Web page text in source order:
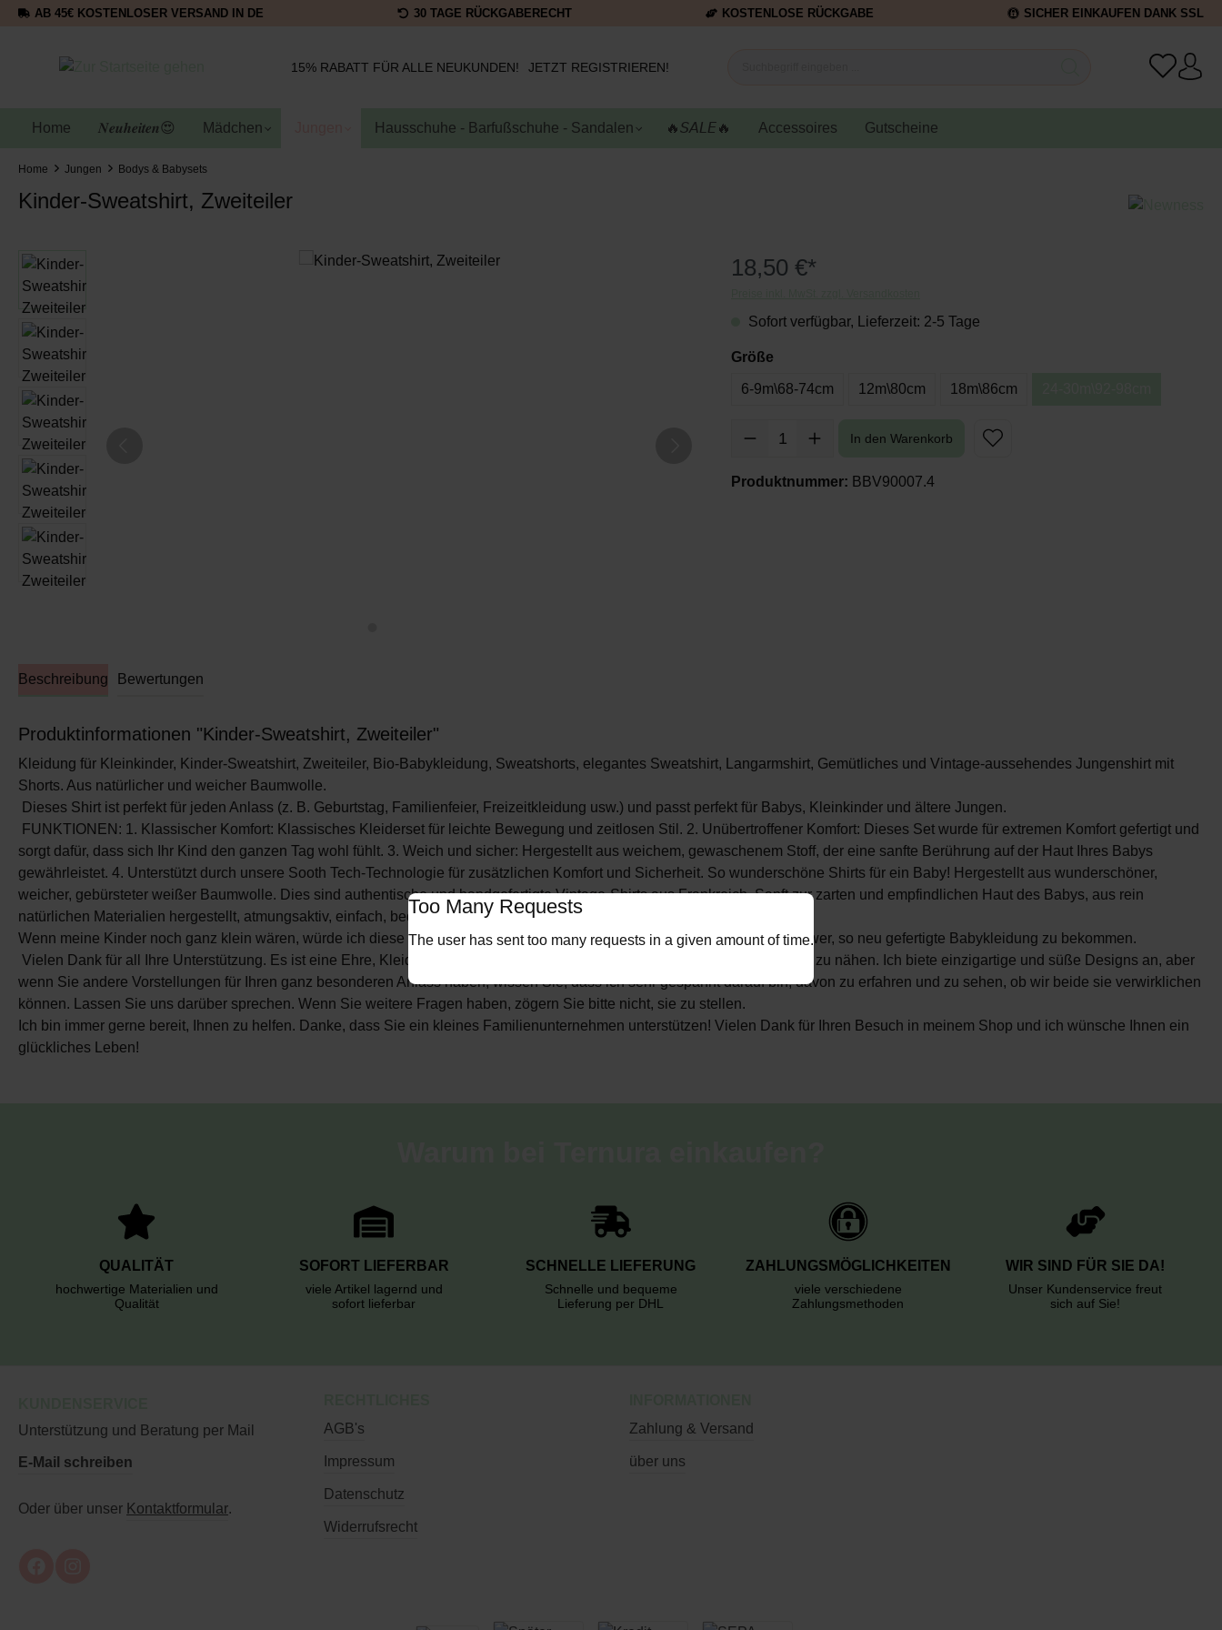
AB 45€ KOSTENLOSER VERSAND IN DE 30 TAGE RÜCKGABERECHT KOSTENLOSE RÜCKGABE SICHER EINKAUFEN DANK SSL
15% RABATT FÜR ALLE NEUKUNDEN! JETZT REGISTRIEREN!
Home 𝑵𝒆𝒖𝒉𝒆𝒊𝒕𝒆𝒏😍 Mädchen Hausschuhe - Barfußschuhe - Sandalen 🔥𝘚𝘈𝘓𝘌🔥 Accessoires Gutscheine
Home Jungen Bodys & Babysets
Kinder-Sweatshirt, Zweiteiler
18,50 €*
Sofort verfügbar, Lieferzeit: 2-5 Tage
Größe
6-9m\68-74cm 12m\80cm 18m\86cm
In den Warenkorb
Produktnummer: BBV90007.4
Beschreibung Bewertungen
Produktinformationen "Kinder-Sweatshirt, Zweiteiler"
Kleidung für Kleinkinder, Kinder-Sweatshirt, Zweiteiler, Bio-Babykleidung, Sweatshorts, elegantes Sweatshirt, Langarmshirt, Gemütliches und Vintage-aussehendes Jungenshirt mit
Shorts. Aus natürlicher und weicher Baumwolle.
Dieses Shirt ist perfekt für jeden Anlass (z. B. Geburtstag, Familienfeier, Freizeitkleidung usw.) und passt perfekt für Babys, Kleinkinder und ältere Jungen.
FUNKTIONEN: 1. Klassischer Komfort: Klassisches Kleiderset für leichte Bewegung und zeitlosen Stil. 2. Unübertroffener Komfort: Dieses Set wurde für extremen Komfort gefertigt und
sorgt dafür, dass sich Ihr Kind den ganzen Tag wohl fühlt. 3. Weich und sicher: Hergestellt aus weichem, gewaschenem Stoff, der eine sanfte Berührung auf der Haut Ihres Babys
gewährleistet. 4. Unterstützt durch unsere Sooth Tech-Technologie für zusätzlichen Komfort und Sicherheit. So wunderschöne Shirts für ein Baby! Hergestellt aus wunderschöner,
weicher, gebürsteter weißer Baumwolle. Dies sind authentische und handgefertigte Vintage-Shirts aus Frankreich. Sanft zur zarten und empfindlichen Haut des Babys, aus rein
natürlichen Materialien hergestellt, atmungsaktiv, einfach, bequem und dennoch hübsch.
Wenn meine Kinder noch ganz klein wären, würde ich diese für mich behalten, denn sie sind einfach umwerfend! Es ist schwer, so neu gefertigte Babykleidung zu bekommen.
Vielen Dank für all Ihre Unterstützung. Es ist eine Ehre, Kleider für Ihre kleinen Lieblinge für einen ganz besonderen Anlass zu nähen. Ich biete einzigartige und süße Designs an, aber
wenn Sie andere Vorstellungen für Ihren ganz besonderen Anlass haben, wissen Sie, dass ich sehr gespannt darauf bin, davon zu erfahren und zu sehen, ob wir beide sie verwirklichen
können. Lassen Sie uns darüber sprechen. Wenn Sie weitere Fragen haben, zögern Sie bitte nicht, sie zu stellen.
Ich bin immer gerne bereit, Ihnen zu helfen. Danke, dass Sie ein kleines Familienunternehmen unterstützen! Vielen Dank für Ihren Besuch in meinem Shop und ich wünsche Ihnen ein
glückliches Leben!
QUALITÄT
hochwertige Materialien und
Qualität
SOFORT LIEFERBAR
viele Artikel lagernd und
sofort lieferbar
SCHNELLE LIEFERUNG
Schnelle und bequeme
Lieferung per DHL
ZAHLUNGSMÖGLICHKEITEN
viele verschiedene
Zahlungsmethoden
WIR SIND FÜR SIE DA!
Unser Kundenservice freut
sich auf Sie!
Unterstützung und Beratung per Mail
E-Mail schreiben
Oder über unser Kontaktformular.
AGB's
Impressum
Datenschutz
Widerrufsrecht
Zahlung & Versand
über uns
Too Many Requests
The user has sent too many requests in a given amount of time.